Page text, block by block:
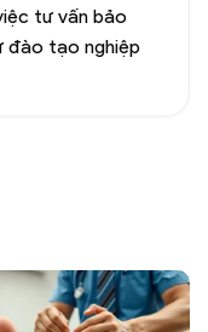
tư vấn bảo
đào tạo nghiệp